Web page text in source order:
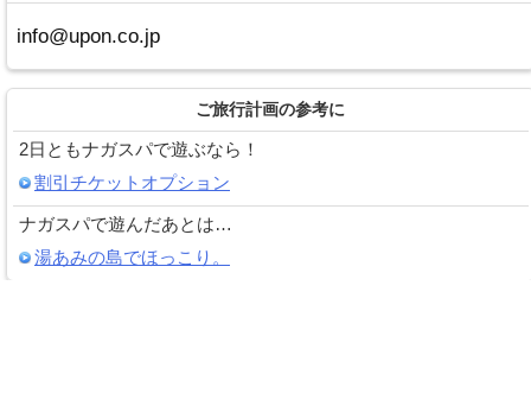
info@upon.co.jp
ご旅行計画の参考に
2日ともナガスパで遊ぶなら！
割引チケットオプション
ナガスパで遊んだあとは…
湯あみの島でほっこり。